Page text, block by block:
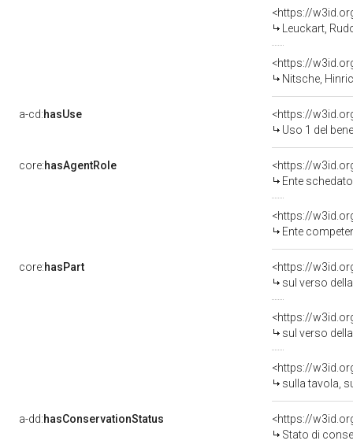
<https://
Leuckart,
<https://
Nitsche,
a-cd:hasUse
<https://
Uso 1 del
core:hasAgentRole
<https://
Ente
<https://
Ente
core:hasPart
sul verso
sul verso
<https://
sulla tavola,
a-dd:hasConservationStatus
<https://
Stato di